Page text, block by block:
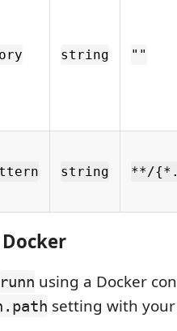
string ""
string **/
runn using a Docker
setting with